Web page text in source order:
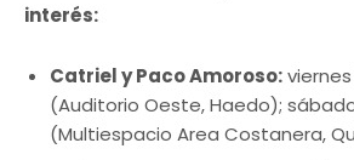
interés:
Catriel y Paco Amoroso:
(Auditorio Oeste, Haedo);
(Multiespacio Area Costanera,